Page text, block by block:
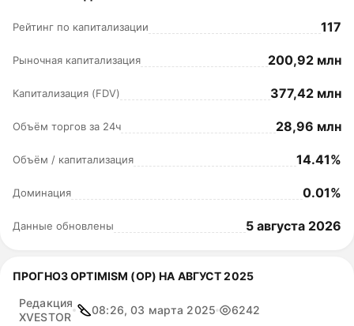
Рейтинг по капитализации 117
Рыночная капитализация 200,92 млн
Капитализация (FDV) 377,42 млн
Объём торгов за 24ч 28,96 млн
Объём / капитализация 14.41%
Доминация 0.01%
Данные обновлены 5 августа 2026
ПРОГНОЗ OPTIMISM (OP) НА АВГУСТ 2025
Редакция
XVESTOR
08:26, 03 марта 2025 6242